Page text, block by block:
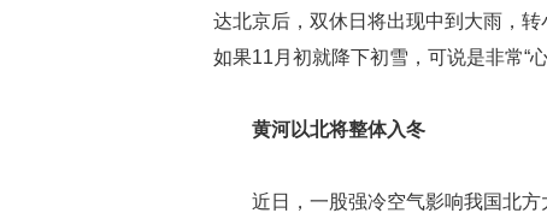
达北京后，双休日将出现中到大雨，
如果11月初就降下初雪，可说是非常“心
黄河以北将整体入冬
近日，一股强冷空气影响我国北